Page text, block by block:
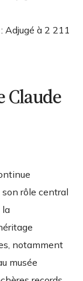
: Adjugé à 2 211
Claude
son rôle central
la
notamment
musée